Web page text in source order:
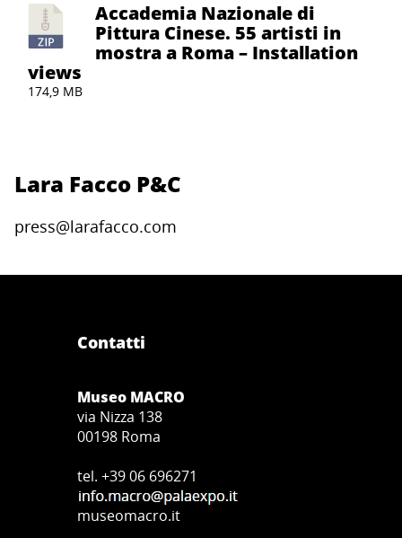
Accademia Nazionale di
Pittura Cinese. 55 artisti in
mostra a Roma – Installation
views
174,9 MB
Lara Facco P&C
press@larafacco.com
Contatti
Museo MACRO
via Nizza 138
00198 Roma
tel. +39 06 696271
museomacro.it